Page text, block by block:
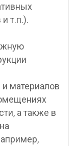
т.п.).
материалов
а также в